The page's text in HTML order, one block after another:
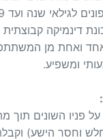
דינמיקה
ואחת מן
ומשפיע.
פניו השונים תוך
וחסר הישע)